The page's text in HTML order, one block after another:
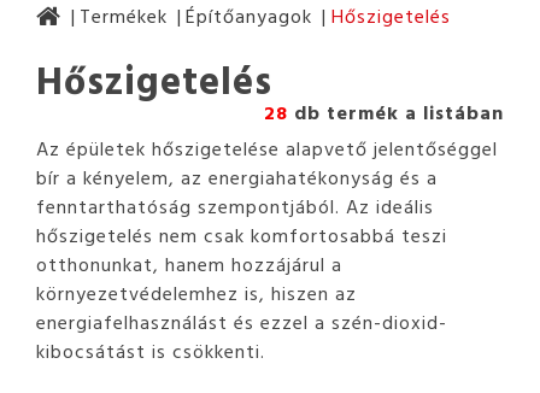
Termékek Építőanyagok Hőszigetelés
Hőszigetelés
28 db termék a listában
Az épületek hőszigetelése alapvető jelentőséggel
bír a kényelem, az energiahatékonyság és a
fenntarthatóság szempontjából. Az ideális
hőszigetelés nem csak komfortosabbá teszi
otthonunkat, hanem hozzájárul a
környezetvédelemhez is, hiszen az
energiafelhasználást és ezzel a szén-dioxid-
kibocsátást is csökkenti.